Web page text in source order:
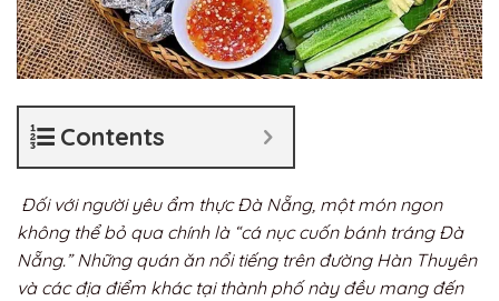
Contents
Đối với người yêu ẩm thực Đà Nẵng, một món ngon
không thể bỏ qua chính là “cá nục cuốn bánh tráng Đà
Nẵng.” Những quán ăn nổi tiếng trên đường Hàn Thuyên
và các địa điểm khác tại thành phố này đều mang đến